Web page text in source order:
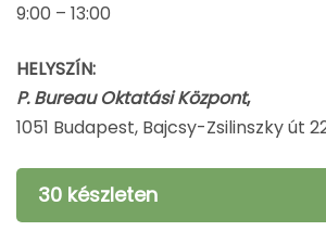
9:00 – 13:00
HELYSZÍN:
P. Bureau Oktatási Központ,
1051 Budapest, Bajcsy-Zsilinszky út
30 készleten